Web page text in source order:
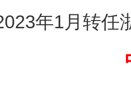
年1月转任